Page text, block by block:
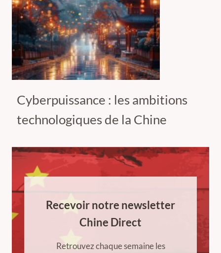
Cyberpuissance : les ambitions
technologiques de la Chine
Recevoir notre newsletter
Chine Direct
Retrouvez chaque semaine les